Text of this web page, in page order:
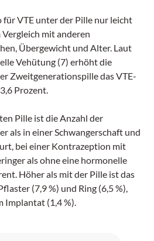
für VTE unter der Pille nur leicht
mit anderen
Übergewicht und Alter. Laut
Vehütung (7) erhöht die
Zweitgenerationspille das VTE-
Prozent.
Pille ist die Anzahl der
als in einer Schwangerschaft und
bei einer Kontrazeption mit
als ohne eine hormonelle
Höher als mit der Pille ist das
(7,9 %) und Ring (6,5 %),
Implantat (1,4 %).